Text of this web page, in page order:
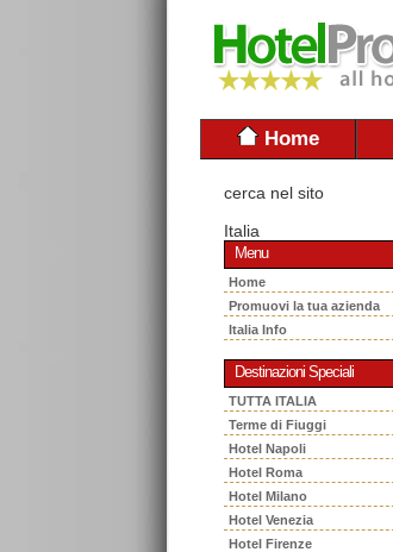
Home
cerca nel sito
Italia
Menu
Home
Promuovi la tua azienda
Italia Info
Destinazioni Speciali
TUTTA ITALIA
Terme di Fiuggi
Hotel Napoli
Hotel Roma
Hotel Milano
Hotel Venezia
Hotel Firenze